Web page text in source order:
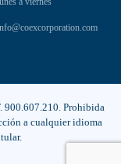
900.607.210. Prohibida
a cualquier idioma